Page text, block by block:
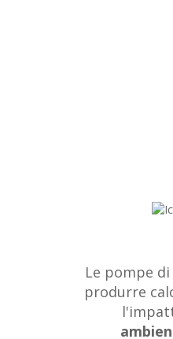
Le pompe
produrre